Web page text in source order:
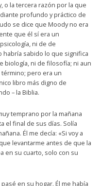
o la tercera razón por la que
profundo y práctico de
se dice que Moody no era
que él sí era un
ni de de
sabido lo que significa
biología, ni de filosofía; ni aun
pero era un
libro más digno de
– la Biblia.
temprano por la mañana
el final de sus días. Solía
Él me decía: «Si voy a
levantarme antes de que la
en su cuarto, solo con su
en su hogar. Él me había